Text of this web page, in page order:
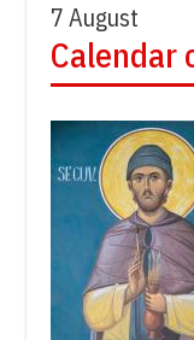
7 August
Calendar